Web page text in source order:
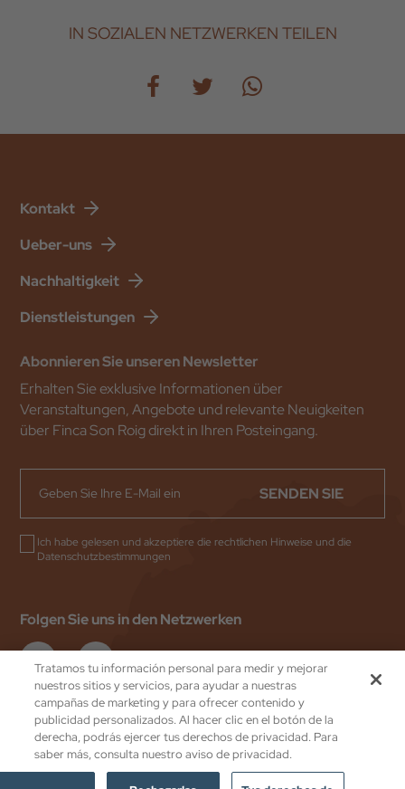
IN SOZIALEN NETZWERKEN TEILEN
Kontakt
Ueber-uns
Nachhaltigkeit
Dienstleistungen
Abonnieren Sie unseren Newsletter
Erhalten Sie exklusive Informationen über
Veranstaltungen, Angebote und relevante Neuigkeiten
über Finca Son Roig direkt in Ihren Posteingang.
SENDEN SIE
Ich habe gelesen und akzeptiere die rechtlichen Hinweise und die
Datenschutzbestimmungen
Folgen Sie uns in den Netzwerken
Valentin Hoteles
Datenschutz
by eMascaró
Tratamos tu información personal para medir y mejorar
nuestros sitios y servicios, para ayudar a nuestras
campañas de marketing y para ofrecer contenido y
publicidad personalizados. Al hacer clic en el botón de la
derecha, podrás ejercer tus derechos de privacidad. Para
saber más, consulta nuestro aviso de privacidad.